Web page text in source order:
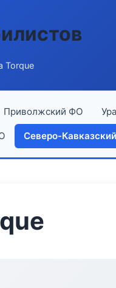
Torque
Приволжский ФО
Северо-